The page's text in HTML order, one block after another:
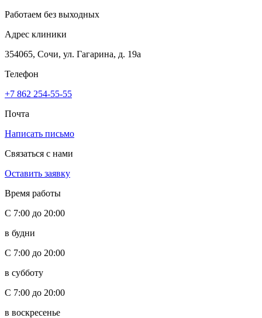
Работаем без выходных
Адрес клиники
354065, Сочи, ул. Гагарина, д. 19а
Телефон
+7 862 254-55-55
Почта
Написать письмо
Связаться с нами
Оставить заявку
Время работы
С 7:00 до 20:00
в будни
С 7:00 до 20:00
в субботу
С 7:00 до 20:00
в воскресенье